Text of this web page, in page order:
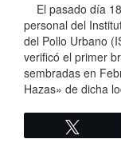
El pasado día
personal del
del Pollo Urbano
verificó el primer
sembradas en
Hazas» de dicha